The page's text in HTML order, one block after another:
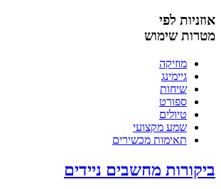
אוזניות לפי
מטרות שימוש
מוזיקה
גיימינג
שיחות
ספורט
טיולים
שמע מקצועי
תאימות מכשירים
ביקורות מחשבים ניידים